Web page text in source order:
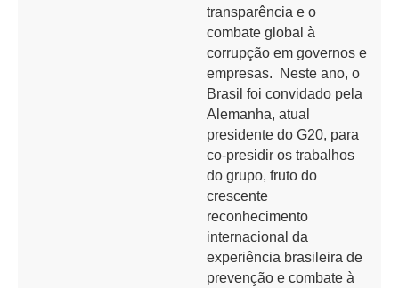
transparência e o
combate global à
corrupção em governos e
empresas. Neste ano, o
Brasil foi convidado pela
Alemanha, atual
presidente do G20, para
co‐presidir os trabalhos
do grupo, fruto do
crescente
reconhecimento
internacional da
experiência brasileira de
prevenção e combate à